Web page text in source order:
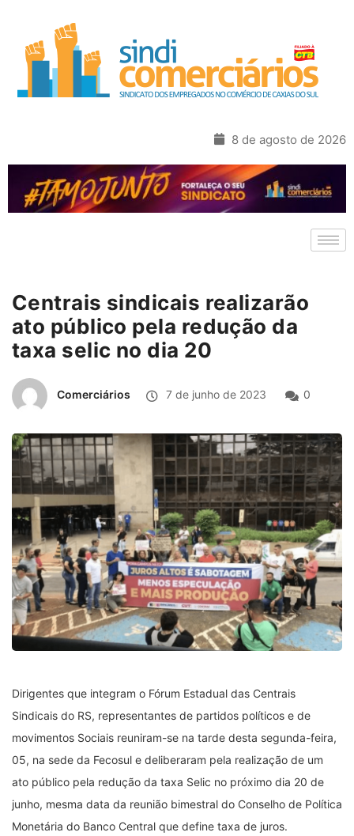
8 de agosto de 2026
Centrais sindicais realizarão
ato público pela redução da
taxa selic no dia 20
Comerciários 7 de junho de 2023 0
Dirigentes que integram o Fórum Estadual das Centrais
Sindicais do RS, representantes de partidos políticos e de
movimentos Sociais reuniram-se na tarde desta segunda-feira,
05, na sede da Fecosul e deliberaram pela realização de um
ato público pela redução da taxa Selic no próximo dia 20 de
junho, mesma data da reunião bimestral do Conselho de Política
Monetária do Banco Central que define taxa de juros.